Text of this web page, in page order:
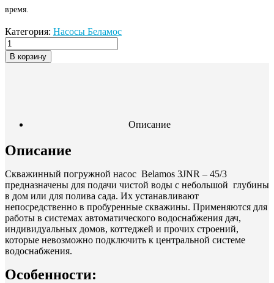
время.
Категория: Насосы Беламос
В корзину
Описание
Описание
Cкважинный погружной насос Belamos 3JNR – 45/3
предназначены для подачи чистой воды с небольшой глубины
в дом или для полива сада. Их устанавливают
непосредственно в пробуренные скважины. Применяются для
работы в системах автоматического водоснабжения дач,
индивидуальных домов, коттеджей и прочих строений,
которые невозможно подключить к центральной системе
водоснабжения.
Особенности: